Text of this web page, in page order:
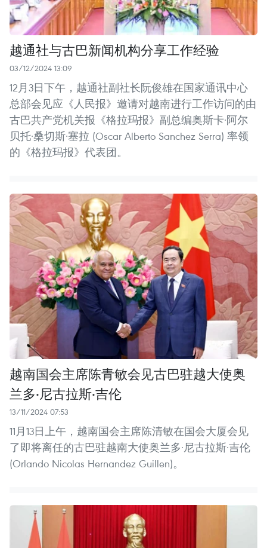
越通社与古巴新闻机构分享工作经验
03/12/2024 13:09
12月3日下午，越通社副社长阮俊雄在国家通讯中心
总部会见应《人民报》邀请对越南进行工作访问的由
古巴共产党机关报《格拉玛报》副总编奥斯卡·阿尔
贝托·桑切斯·塞拉 (Oscar Alberto Sanchez Serra) 率领
的《格拉玛报》代表团。
越南国会主席陈青敏会见古巴驻越大使奥
兰多·尼古拉斯·吉伦
13/11/2024 07:53
11月13日上午，越南国会主席陈清敏在国会大厦会见
了即将离任的古巴驻越南大使奥兰多·尼古拉斯·吉伦
(Orlando Nicolas Hernandez Guillen)。